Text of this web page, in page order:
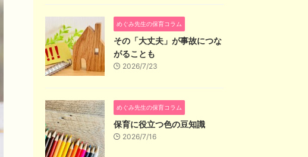
めぐみ先生の保育コラム
その「大丈夫」が事故につな
がることも
2026/7/23
めぐみ先生の保育コラム
保育に役立つ色の豆知識
2026/7/16